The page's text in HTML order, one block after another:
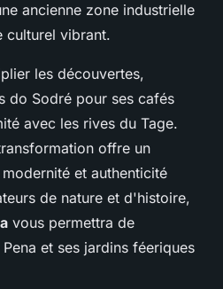
ancienne zone industrielle
culturel vibrant.
les découvertes,
do Sodré pour ses cafés
avec les rives du Tage.
offre un
et authenticité
de nature et d'histoire,
vous permettra de
et ses jardins féeriques